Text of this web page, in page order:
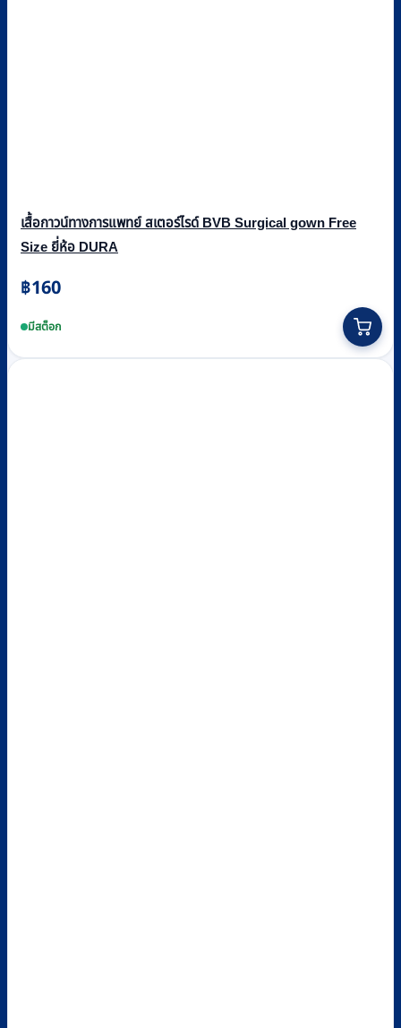
เสื้อกาวน์ทางการแพทย์ สเตอร์ไรด์ BVB Surgical gown Free
Size ยี่ห้อ DURA
฿160
มีสต็อก